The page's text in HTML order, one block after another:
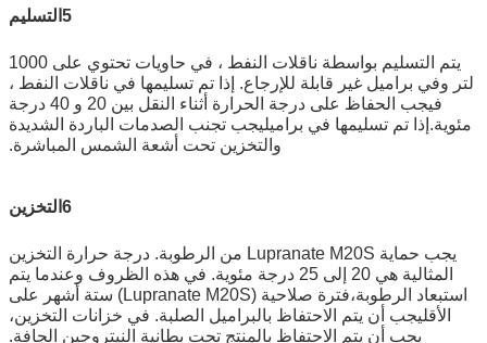
5التسليم
يتم التسليم بواسطة ناقلات النفط ، في حاويات تحتوي على 1000
لتر وفي براميل غير قابلة للإرجاع. إذا تم تسليمها في ناقلات النفط ،
فيجب الحفاظ على درجة الحرارة أثناء النقل بين 20 و 40 درجة
مئوية.إذا تم تسليمها في براميليجب تجنب الصدمات الباردة الشديدة
والتخزين تحت أشعة الشمس المباشرة.
6التخزين
يجب حماية Lupranate M20S من الرطوبة. درجة حرارة التخزين
المثالية هي 20 إلى 25 درجة مئوية. في هذه الظروف وعندما يتم
استبعاد الرطوبة،فترة صلاحية (Lupranate M20S) ستة أشهر على
الأقليجب أن يتم الاحتفاظ بالبراميل الصلبة. في خزانات التخزين،
يجب أن يتم الاحتفاظ بالمنتج تحت بطانية النيتروجين الجافة.